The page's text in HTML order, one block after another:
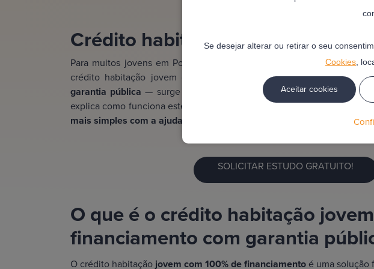
Se desejar alterar ou retirar o seu
Cookies,
Aceitar cookies
Crédito habitação jovem 100
Para muitos jovens em Portugal, comprar casa é um sonho adiado
crédito habitação jovem com 100% de financiamento — agora
garantia pública — surge como uma solução realista para tornar
explica como funciona este tipo de crédito, quem pode beneficiar e
mais simples com a ajuda da Finandon.
SOLICITAR ESTUDO GRATUITO!
O que é o crédito habitação
financiamento com garantia
O crédito habitação jovem com 100% de financiamento é uma